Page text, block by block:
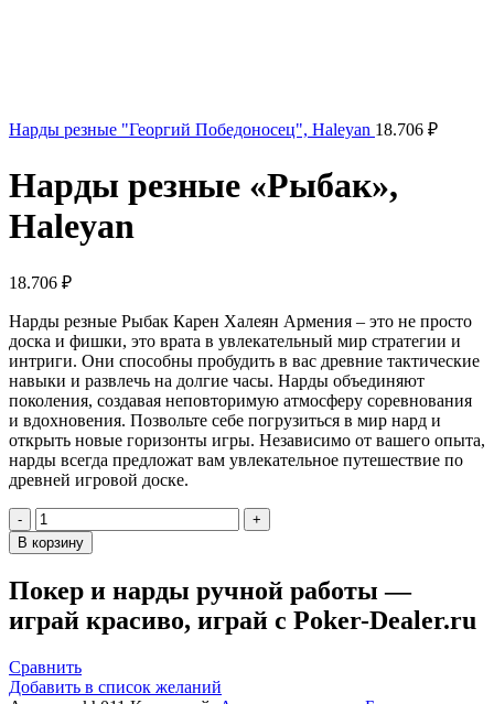
Нарды резные "Георгий Победоносец", Haleyan 18.706 ₽
Нарды резные «Рыбак»,
Haleyan
18.706 ₽
Нарды резные Рыбак Карен Халеян Армения – это не просто
доска и фишки, это врата в увлекательный мир стратегии и
интриги. Они способны пробудить в вас древние тактические
навыки и развлечь на долгие часы. Нарды объединяют
поколения, создавая неповторимую атмосферу соревнования
и вдохновения. Позвольте себе погрузиться в мир нард и
открыть новые горизонты игры. Независимо от вашего опыта,
нарды всегда предложат вам увлекательное путешествие по
древней игровой доске.
Количество
товара
Нарды
"Рыбак",
Haleyan
В корзину
Покер и нарды ручной работы —
играй красиво, играй с Poker-Dealer.ru
Сравнить
Добавить в список желаний